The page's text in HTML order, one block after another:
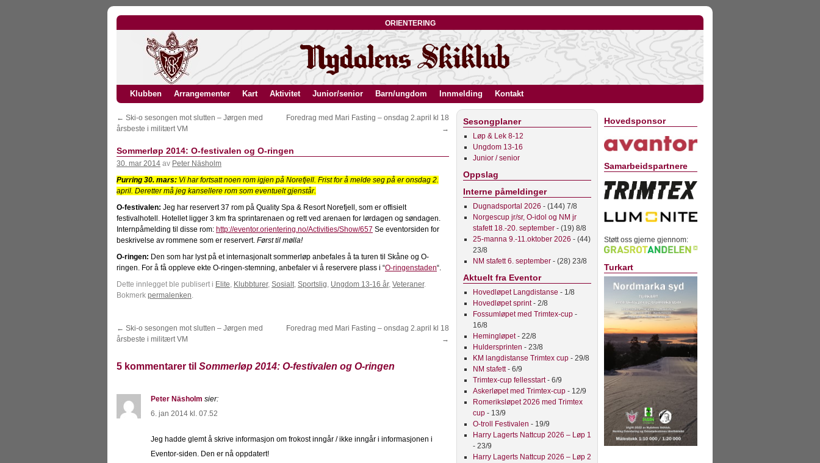
orientering
Klubben Arrangementer Kart Aktivitet Junior/senior Barn/ungdom Innmelding Kontakt
← Ski-o sesongen mot slutten – Jørgen med
årsbeste i militært VM
Foredrag med Mari Fasting – onsdag 2.april kl 18
→
Sommerløp 2014: O-festivalen og O-ringen
30. mar 2014 av Peter Näsholm
Purring 30. mars: Vi har fortsatt noen rom igjen på Norefjell. Frist for å melde seg på er onsdag 2.
april. Deretter må jeg kansellere rom som eventuelt gjenstår.
O-festivalen: Jeg har reservert 37 rom på Quality Spa & Resort Norefjell, som er offisielt
festivalhotell. Hotellet ligger 3 km fra sprintarenaen og rett ved arenaen for lørdagen og søndagen.
Internpåmelding til disse rom: http://eventor.orientering.no/Activities/Show/657 Se eventorsiden for
beskrivelse av rommene som er reservert. Først til mølla!
O-ringen: Den som har lyst på et internasjonalt sommerløp anbefales å ta turen til Skåne og O-
ringen. For å få oppleve ekte O-ringen-stemning, anbefaler vi å reservere plass i “O-ringenstaden“.
Dette innlegget ble publisert i Elite, Klubbturer, Sosialt, Sportslig, Ungdom 13-16 år, Veteraner.
Bokmerk permalenken.
← Ski-o sesongen mot slutten – Jørgen med
årsbeste i militært VM
Foredrag med Mari Fasting – onsdag 2.april kl 18
→
5 kommentarer til Sommerløp 2014: O-festivalen og O-ringen
Peter Näsholm sier:
6. jan 2014 kl. 07.52
Jeg hadde glemt å skrive informasjon om frokost inngår / ikke inngår i informasjonen i
Eventor-siden. Den er nå oppdatert!
Sesongplaner
Løp & Lek 8-12
Ungdom 13-16
Junior / senior
Oppslag
Interne påmeldinger
Dugnadsportal 2026 - (144) 7/8
Norgescup jr/sr, O-idol og NM jr
stafett 18.-20. september- (19) 8/8
25-manna 9.-11.oktober 2026 - (44)
23/8
NM stafett 6. september- (28) 23/8
Aktuelt fra Eventor
Hovedløpet Langdistanse - 1/8
Hovedløpet sprint- 2/8
Fossumløpet med Trimtex-cup-
16/8
Hemingløpet- 22/8
Huldersprinten - 23/8
KM langdistanse Trimtex cup- 29/8
NM stafett- 6/9
Trimtex-cup fellesstart- 6/9
Askerløpet med Trimtex-cup- 12/9
Romeriksløpet 2026 med Trimtex
cup- 13/9
O-troll Festivalen - 19/9
Harry Lagerts Nattcup 2026 – Løp 1
- 23/9
Harry Lagerts Nattcup 2026 – Løp 2
Hovedsponsor
Samarbeidspartnere
Støtt oss gjerne gjennom:
Turkart